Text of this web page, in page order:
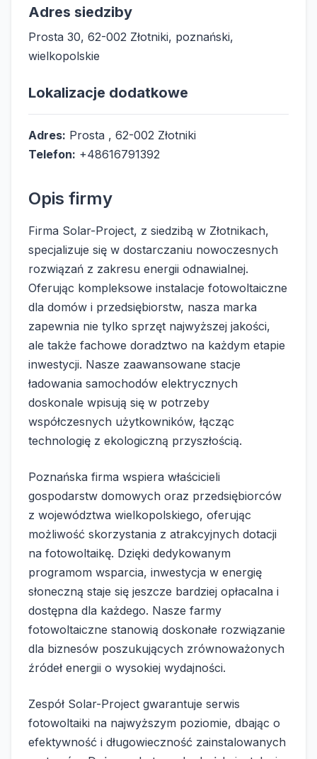
Adres siedziby
Prosta 30, 62-002 Złotniki, poznański,
wielkopolskie
Lokalizacje dodatkowe
Adres: Prosta , 62-002 Złotniki
Telefon: +48616791392
Opis firmy
Firma Solar-Project, z siedzibą w Złotnikach,
specjalizuje się w dostarczaniu nowoczesnych
rozwiązań z zakresu energii odnawialnej.
Oferując kompleksowe instalacje fotowoltaiczne
dla domów i przedsiębiorstw, nasza marka
zapewnia nie tylko sprzęt najwyższej jakości,
ale także fachowe doradztwo na każdym etapie
inwestycji. Nasze zaawansowane stacje
ładowania samochodów elektrycznych
doskonale wpisują się w potrzeby
współczesnych użytkowników, łącząc
technologię z ekologiczną przyszłością.
Poznańska firma wspiera właścicieli
gospodarstw domowych oraz przedsiębiorców
z województwa wielkopolskiego, oferując
możliwość skorzystania z atrakcyjnych dotacji
na fotowoltaikę. Dzięki dedykowanym
programom wsparcia, inwestycja w energię
słoneczną staje się jeszcze bardziej opłacalna i
dostępna dla każdego. Nasze farmy
fotowoltaiczne stanowią doskonałe rozwiązanie
dla biznesów poszukujących zrównoważonych
źródeł energii o wysokiej wydajności.
Zespół Solar-Project gwarantuje serwis
fotowoltaiki na najwyższym poziomie, dbając o
efektywność i długowieczność zainstalowanych